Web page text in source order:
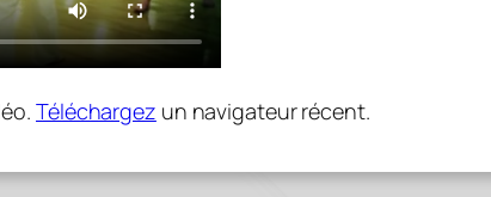
Téléchargez un navigateur récent.